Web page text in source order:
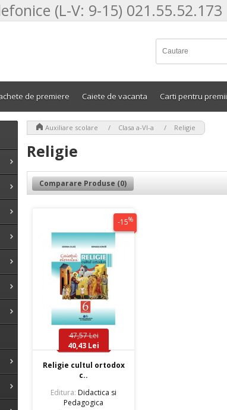
(L-V: 9-15) 021.55.52.173
de premiere Caiete de vacanta Carti pentru premii
Auxiliare scolare Clasa a-VI-a Religie
Religie
Comparare Produse (0)
-15%
47,57 Lei
40,43 Lei
Religie cultul ortodox
c..
Editura: Didactica si
Pedagogica